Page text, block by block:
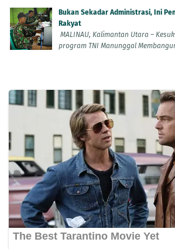
Bukan Sekadar Administrasi, Ini
Rakyat
MALINAU, Kalimantan Utara –
program TNI Manunggal